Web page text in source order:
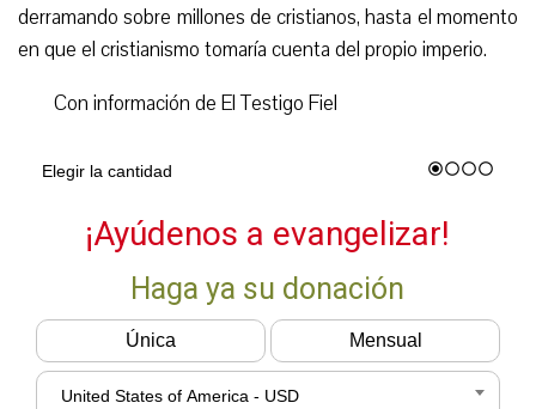
derramando sobre millones de cristianos, hasta el momento
en que el cristianismo tomaría cuenta del propio imperio.
Con información de El Testigo Fiel